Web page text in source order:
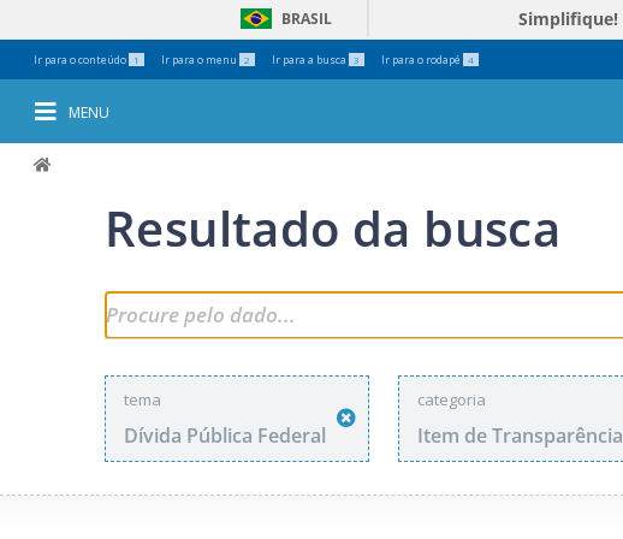
Ir para o conteúdo 1 Ir para o menu 2 Ir para a busca 3 Ir para o rodapé 4
BRASIL Simplifique!
MENU
Resultado da busca
tema
Dívida Pública Federal
categoria
Item de Transparência